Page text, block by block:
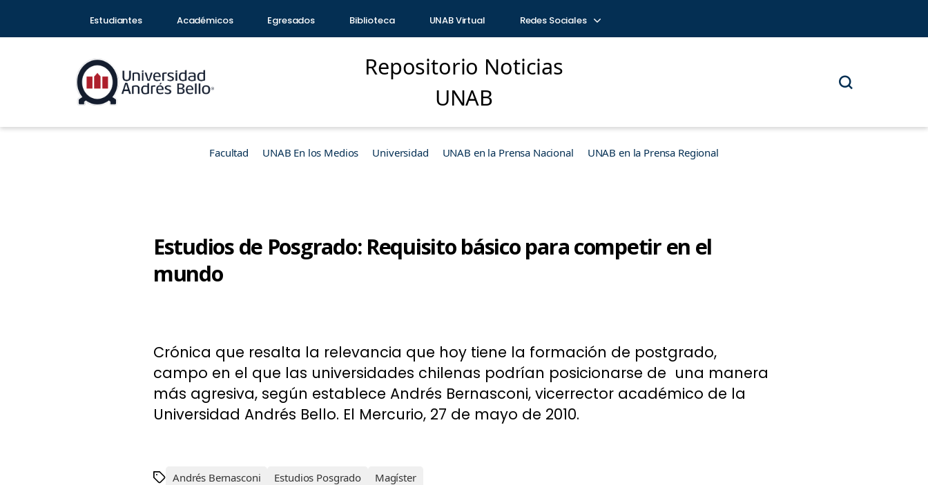
Estudiantes Académicos Egresados Biblioteca UNAB Virtual Redes Sociales
Repositorio Noticias
UNAB
Facultad UNAB En los Medios Universidad UNAB en la Prensa Nacional UNAB en la Prensa Regional
Estudios de Posgrado: Requisito básico para competir en el
mundo
Crónica que resalta la relevancia que hoy tiene la formación de postgrado,
campo en el que las universidades chilenas podrían posicionarse de una manera
más agresiva, según establece Andrés Bernasconi, vicerrector académico de la
Universidad Andrés Bello. El Mercurio, 27 de mayo de 2010.
Andrés Bernasconi Estudios Posgrado
Magíster